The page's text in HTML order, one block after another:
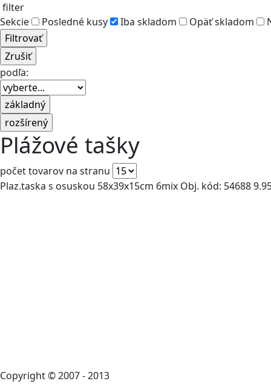
filter
Sekcie
Posledné kusy Iba skladom Opäť skladom
podľa:
Plážové tašky
počet tovarov na stranu
Plaz.taska s osuskou 58x39x15cm 6mix Obj. kód: 54688
Copyright © 2007 - 2013